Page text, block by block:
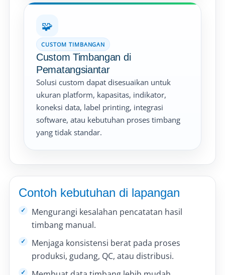
🧩
CUSTOM TIMBANGAN
Custom Timbangan di
Pematangsiantar
Solusi custom dapat disesuaikan untuk
ukuran platform, kapasitas, indikator,
koneksi data, label printing, integrasi
software, atau kebutuhan proses timbang
yang tidak standar.
Contoh kebutuhan di lapangan
Mengurangi kesalahan pencatatan hasil
timbang manual.
Menjaga konsistensi berat pada proses
produksi, gudang, QC, atau distribusi.